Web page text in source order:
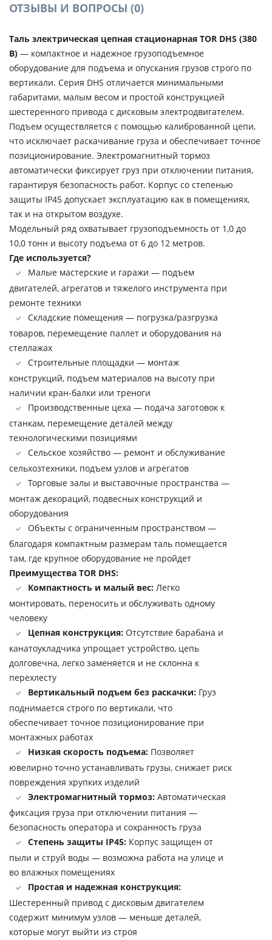
ОТЗЫВЫ И ВОПРОСЫ (0)
Таль электрическая цепная стационарная TOR DHS (380
В) — компактное и надежное грузоподъемное
оборудование для подъема и опускания грузов строго по
вертикали. Серия DHS отличается минимальными
габаритами, малым весом и простой конструкцией
шестеренного привода с дисковым электродвигателем.
Подъем осуществляется с помощью калиброванной цепи,
что исключает раскачивание груза и обеспечивает точное
позиционирование. Электромагнитный тормоз
автоматически фиксирует груз при отключении питания,
гарантируя безопасность работ. Корпус со степенью
защиты IP45 допускает эксплуатацию как в помещениях,
так и на открытом воздухе.
Модельный ряд охватывает грузоподъемность от 1,0 до
10,0 тонн и высоту подъема от 6 до 12 метров.
Где используется?
Малые мастерские и гаражи — подъем
двигателей, агрегатов и тяжелого инструмента при
ремонте техники
Складские помещения — погрузка/разгрузка
товаров, перемещение паллет и оборудования на
стеллажах
Строительные площадки — монтаж
конструкций, подъем материалов на высоту при
наличии кран-балки или треноги
Производственные цеха — подача заготовок к
станкам, перемещение деталей между
технологическими позициями
Сельское хозяйство — ремонт и обслуживание
сельхозтехники, подъем узлов и агрегатов
Торговые залы и выставочные пространства —
монтаж декораций, подвесных конструкций и
оборудования
Объекты с ограниченным пространством —
благодаря компактным размерам таль помещается
там, где крупное оборудование не пройдет
Преимущества TOR DHS:
Компактность и малый вес: Легко
монтировать, переносить и обслуживать одному
человеку
Цепная конструкция: Отсутствие барабана и
канатоукладчика упрощает устройство, цепь
долговечна, легко заменяется и не склонна к
перехлесту
Вертикальный подъем без раскачки: Груз
поднимается строго по вертикали, что
обеспечивает точное позиционирование при
монтажных работах
Низкая скорость подъема: Позволяет
ювелирно точно устанавливать грузы, снижает риск
повреждения хрупких изделий
Электромагнитный тормоз: Автоматическая
фиксация груза при отключении питания —
безопасность оператора и сохранность груза
Степень защиты IP45: Корпус защищен от
пыли и струй воды — возможна работа на улице и
во влажных помещениях
Простая и надежная конструкция:
Шестеренный привод с дисковым двигателем
содержит минимум узлов — меньше деталей,
которые могут выйти из строя